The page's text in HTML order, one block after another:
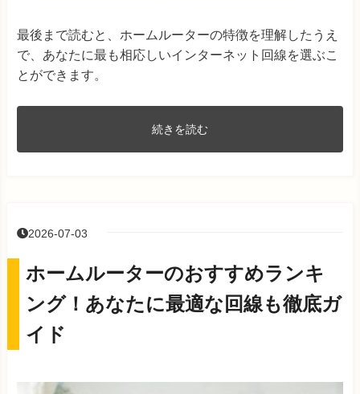
最後まで読むと、ホームルーターの特徴を理解したうえ
で、あなたに最も相応しいインターネット回線を選ぶこ
とができます。
続きを読む
2026-07-03
ホームルーターのおすすめランキ
ング！あなたに最適な回線も徹底ガ
イド